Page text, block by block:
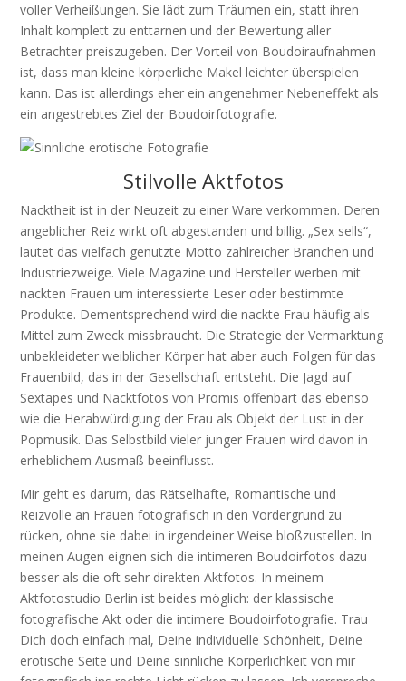
voller Verheißungen. Sie lädt zum Träumen ein, statt ihren
Inhalt komplett zu enttarnen und der Bewertung aller
Betrachter preiszugeben. Der Vorteil von Boudoiraufnahmen
ist, dass man kleine körperliche Makel leichter überspielen
kann. Das ist allerdings eher ein angenehmer Nebeneffekt als
ein angestrebtes Ziel der Boudoirfotografie.
Stilvolle Aktfotos
Nacktheit ist in der Neuzeit zu einer Ware verkommen. Deren
angeblicher Reiz wirkt oft abgestanden und billig. „Sex sells“,
lautet das vielfach genutzte Motto zahlreicher Branchen und
Industriezweige. Viele Magazine und Hersteller werben mit
nackten Frauen um interessierte Leser oder bestimmte
Produkte. Dementsprechend wird die nackte Frau häufig als
Mittel zum Zweck missbraucht. Die Strategie der Vermarktung
unbekleideter weiblicher Körper hat aber auch Folgen für das
Frauenbild, das in der Gesellschaft entsteht. Die Jagd auf
Sextapes und Nacktfotos von Promis offenbart das ebenso
wie die Herabwürdigung der Frau als Objekt der Lust in der
Popmusik. Das Selbstbild vieler junger Frauen wird davon in
erheblichem Ausmaß beeinflusst.
Mir geht es darum, das Rätselhafte, Romantische und
Reizvolle an Frauen fotografisch in den Vordergrund zu
rücken, ohne sie dabei in irgendeiner Weise bloßzustellen. In
meinen Augen eignen sich die intimeren Boudoirfotos dazu
besser als die oft sehr direkten Aktfotos. In meinem
Aktfotostudio Berlin ist beides möglich: der klassische
fotografische Akt oder die intimere Boudoirfotografie. Trau
Dich doch einfach mal, Deine individuelle Schönheit, Deine
erotische Seite und Deine sinnliche Körperlichkeit von mir